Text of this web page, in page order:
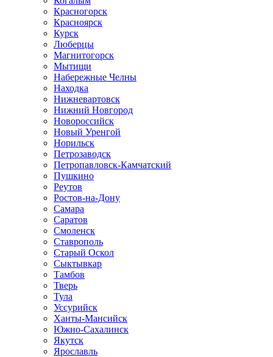
Красногорск
Красноярск
Курск
Люберцы
Магнитогорск
Мытищи
Набережные Челны
Находка
Нижневартовск
Нижний Новгород
Новороссийск
Новый Уренгой
Норильск
Петрозаводск
Петропавловск-Камчатский
Пушкино
Реутов
Ростов-на-Дону
Самара
Саратов
Смоленск
Ставрополь
Старый Оскол
Сыктывкар
Тамбов
Тверь
Тула
Уссурийск
Ханты-Мансийск
Южно-Сахалинск
Якутск
Ярославль